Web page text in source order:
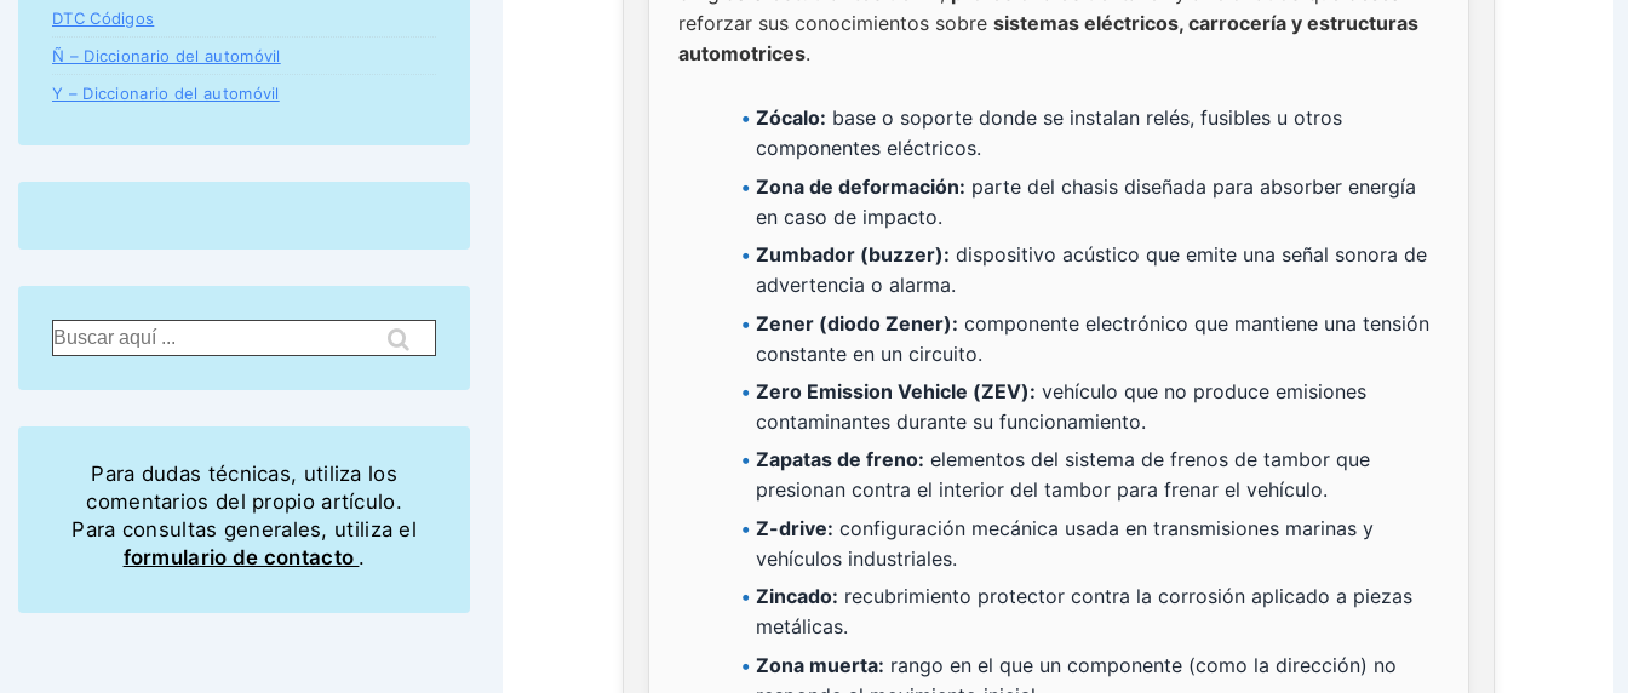
reforzar sus conocimientos sobre sistemas eléctricos, carrocería y estructuras
automotrices.
Zócalo: base o soporte donde se instalan relés, fusibles u otros
componentes eléctricos.
Zona de deformación: parte del chasis diseñada para absorber energía
en caso de impacto.
Zumbador (buzzer): dispositivo acústico que emite una señal sonora de
advertencia o alarma.
Zener (diodo Zener): componente electrónico que mantiene una tensión
constante en un circuito.
Zero Emission Vehicle (ZEV): vehículo que no produce emisiones
contaminantes durante su funcionamiento.
Zapatas de freno: elementos del sistema de frenos de tambor que
presionan contra el interior del tambor para frenar el vehículo.
Z-drive: configuración mecánica usada en transmisiones marinas y
vehículos industriales.
Zincado: recubrimiento protector contra la corrosión aplicado a piezas
metálicas.
Zona muerta: rango en el que un componente (como la dirección) no
DTC Códigos
Ñ – Diccionario del automóvil
Y – Diccionario del automóvil
Para dudas técnicas, utiliza los
comentarios del propio artículo.
Para consultas generales, utiliza el
formulario de contacto .